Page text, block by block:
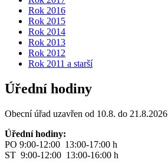
Rok 2016
Rok 2015
Rok 2014
Rok 2013
Rok 2012
Rok 2011 a starší
Úřední hodiny
Obecní úřad uzavřen od 10.8. do 21.8.2026
Úřední hodiny:
PO 9:00-12:00 13:00-17:00 h
ST 9:00-12:00 13:00-16:00 h